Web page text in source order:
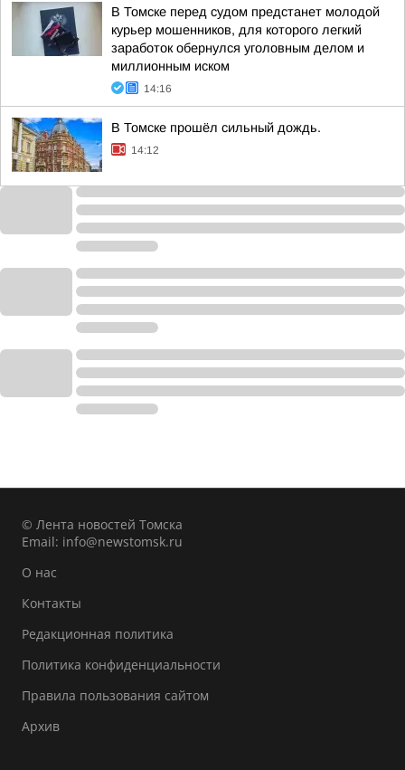
В Томске перед судом предстанет молодой
курьер мошенников, для которого легкий
заработок обернулся уголовным делом и
миллионным иском
14:16
В Томске прошёл сильный дождь.
14:12
© Лента новостей Томска
Email: info@newstomsk.ru
О нас
Контакты
Редакционная политика
Политика конфиденциальности
Правила пользования сайтом
Архив